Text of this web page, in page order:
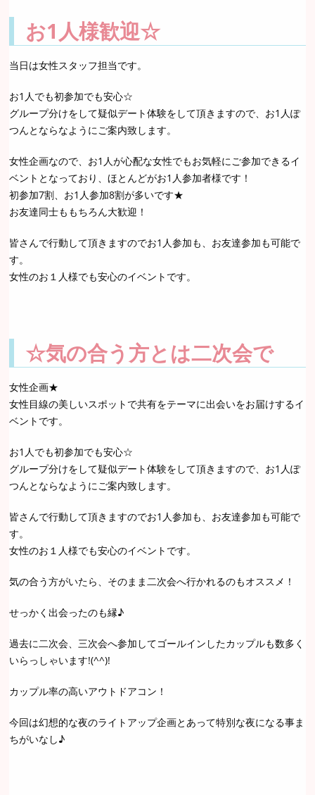
お1人様歓迎☆
当日は女性スタッフ担当です。
お1人でも初参加でも安心☆
グループ分けをして疑似デート体験をして頂きますので、お1人ぽ
つんとならなようにご案内致します。
女性企画なので、お1人が心配な女性でもお気軽にご参加できるイ
ベントとなっており、ほとんどがお1人参加者様です！
初参加7割、お1人参加8割が多いです★
お友達同士ももちろん大歓迎！
皆さんで行動して頂きますのでお1人参加も、お友達参加も可能で
す。
女性のお１人様でも安心のイベントです。
☆気の合う方とは二次会で
女性企画★
女性目線の美しいスポットで共有をテーマに出会いをお届けするイ
ベントです。
お1人でも初参加でも安心☆
グループ分けをして疑似デート体験をして頂きますので、お1人ぽ
つんとならなようにご案内致します。
皆さんで行動して頂きますのでお1人参加も、お友達参加も可能で
す。
女性のお１人様でも安心のイベントです。
気の合う方がいたら、そのまま二次会へ行かれるのもオススメ！
せっかく出会ったのも縁♪
過去に二次会、三次会へ参加してゴールインしたカップルも数多く
いらっしゃいます!(^^)!
カップル率の高いアウトドアコン！
今回は幻想的な夜のライトアップ企画とあって特別な夜になる事ま
ちがいなし♪